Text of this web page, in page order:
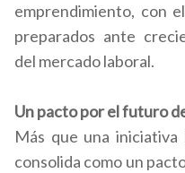
emprendimiento, con
preparados ante
del mercado laboral.
Un pacto por el futuro
Más que una
consolida como un